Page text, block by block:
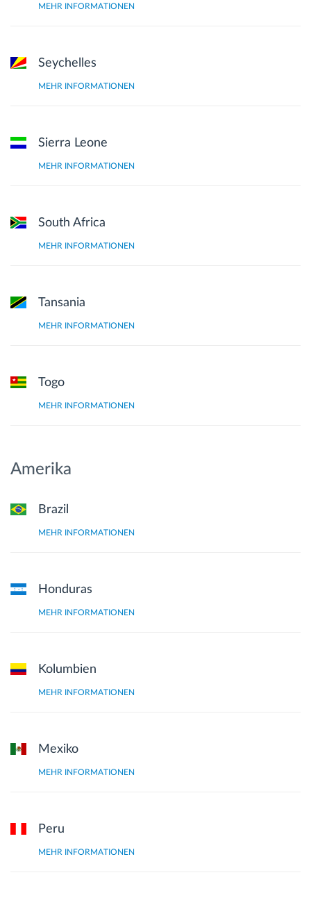
MEHR INFORMATIONEN
Seychelles
MEHR INFORMATIONEN
Sierra Leone
MEHR INFORMATIONEN
South Africa
MEHR INFORMATIONEN
Tansania
MEHR INFORMATIONEN
Togo
MEHR INFORMATIONEN
Amerika
Brazil
MEHR INFORMATIONEN
Honduras
MEHR INFORMATIONEN
Kolumbien
MEHR INFORMATIONEN
Mexiko
MEHR INFORMATIONEN
Peru
MEHR INFORMATIONEN